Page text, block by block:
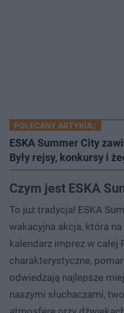
POLECANY ARTYKUŁ:
ESKA Summer City
Były rejsy, konkursy i
Czym jest ESKA
To już tradycja! ESKA
wakacyjna akcja, która
kalendarz imprez w całej
charakterystyczne,
odwiedzają najlepsze
naszymi słuchaczami,